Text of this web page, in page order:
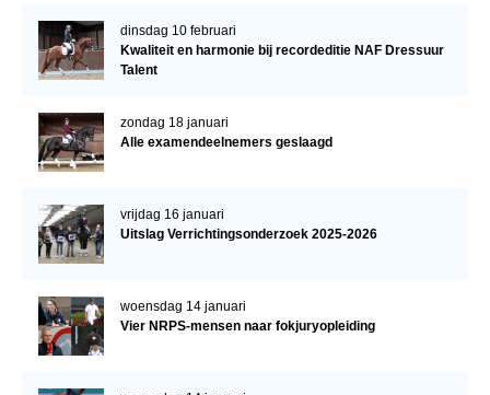
dinsdag 10 februari
Kwaliteit en harmonie bij recordeditie NAF Dressuur
Talent
zondag 18 januari
Alle examendeelnemers geslaagd
vrijdag 16 januari
Uitslag Verrichtingsonderzoek 2025-2026
woensdag 14 januari
Vier NRPS-mensen naar fokjuryopleiding